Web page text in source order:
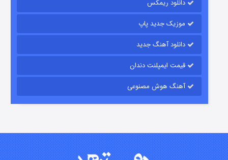
دانلود ریمکس
موزیک جدید پاپ
دانلود آهنگ جدید
قیمت ایمپلنت دندان
آهنگ هوش مصنوعی